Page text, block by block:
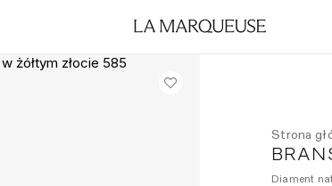
Strona
Diament